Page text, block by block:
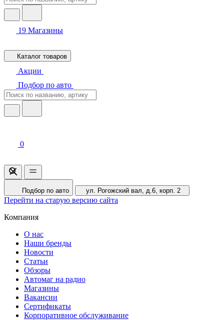
19 Магазины
Каталог товаров
Акции
Подбор по авто
0
Подбор по авто ул. Рогожский вал, д.6, корп. 2
Перейти на старую версию сайта
Компания
О нас
Наши бренды
Новости
Статьи
Обзоры
Автомаг на радио
Магазины
Вакансии
Сертификаты
Корпоративное обслуживание